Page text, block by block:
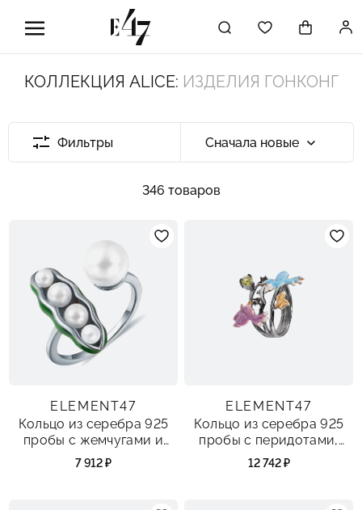
КОЛЛЕКЦИЯ ALICE: ИЗДЕЛИЯ ГОНКОНГ
Фильтры Сначала новые
346 товаров
ELEMENT47
Кольцо из серебра 925
пробы с жемчугами и
эмалью
7 912 ₽
ELEMENT47
Кольцо из серебра 925
пробы с перидотами,
раухтопазами и эмалью
12 742 ₽